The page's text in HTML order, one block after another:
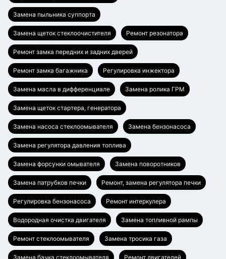
Замена пыльника суппорта
Замена щеток стеклоочистителя Ремонт резонатора
Ремонт замка передних и задних дверей
Ремонт замка багажника Регулировка инжектора
Замена масла в дифференциале Замена ролика ГРМ
Замена щеток стартера, генератора
Замена насоса стеклоомывателя Замена бензонасоса
Замена регулятора давления топлива
Замена форсунки омывателя Замена поворотников
Замена патрубков печки Ремонт, замена регулятора печки
Регулировка бензонасоса Ремонт интеркулера
Водородная очистка двигателя Замена топливной рампы
Ремонт стеклоомывателя Замена тросика газа
Замена бачка стеклоомывателя Ремонт двигателей